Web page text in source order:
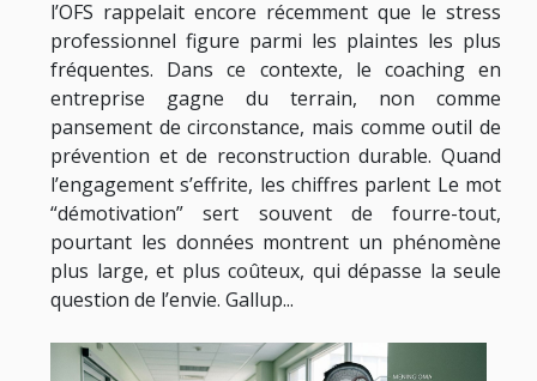
l’OFS rappelait encore récemment que le stress
professionnel figure parmi les plaintes les plus
fréquentes. Dans ce contexte, le coaching en
entreprise gagne du terrain, non comme
pansement de circonstance, mais comme outil de
prévention et de reconstruction durable. Quand
l’engagement s’effrite, les chiffres parlent Le mot
“démotivation” sert souvent de fourre-tout,
pourtant les données montrent un phénomène
plus large, et plus coûteux, qui dépasse la seule
question de l’envie. Gallup...